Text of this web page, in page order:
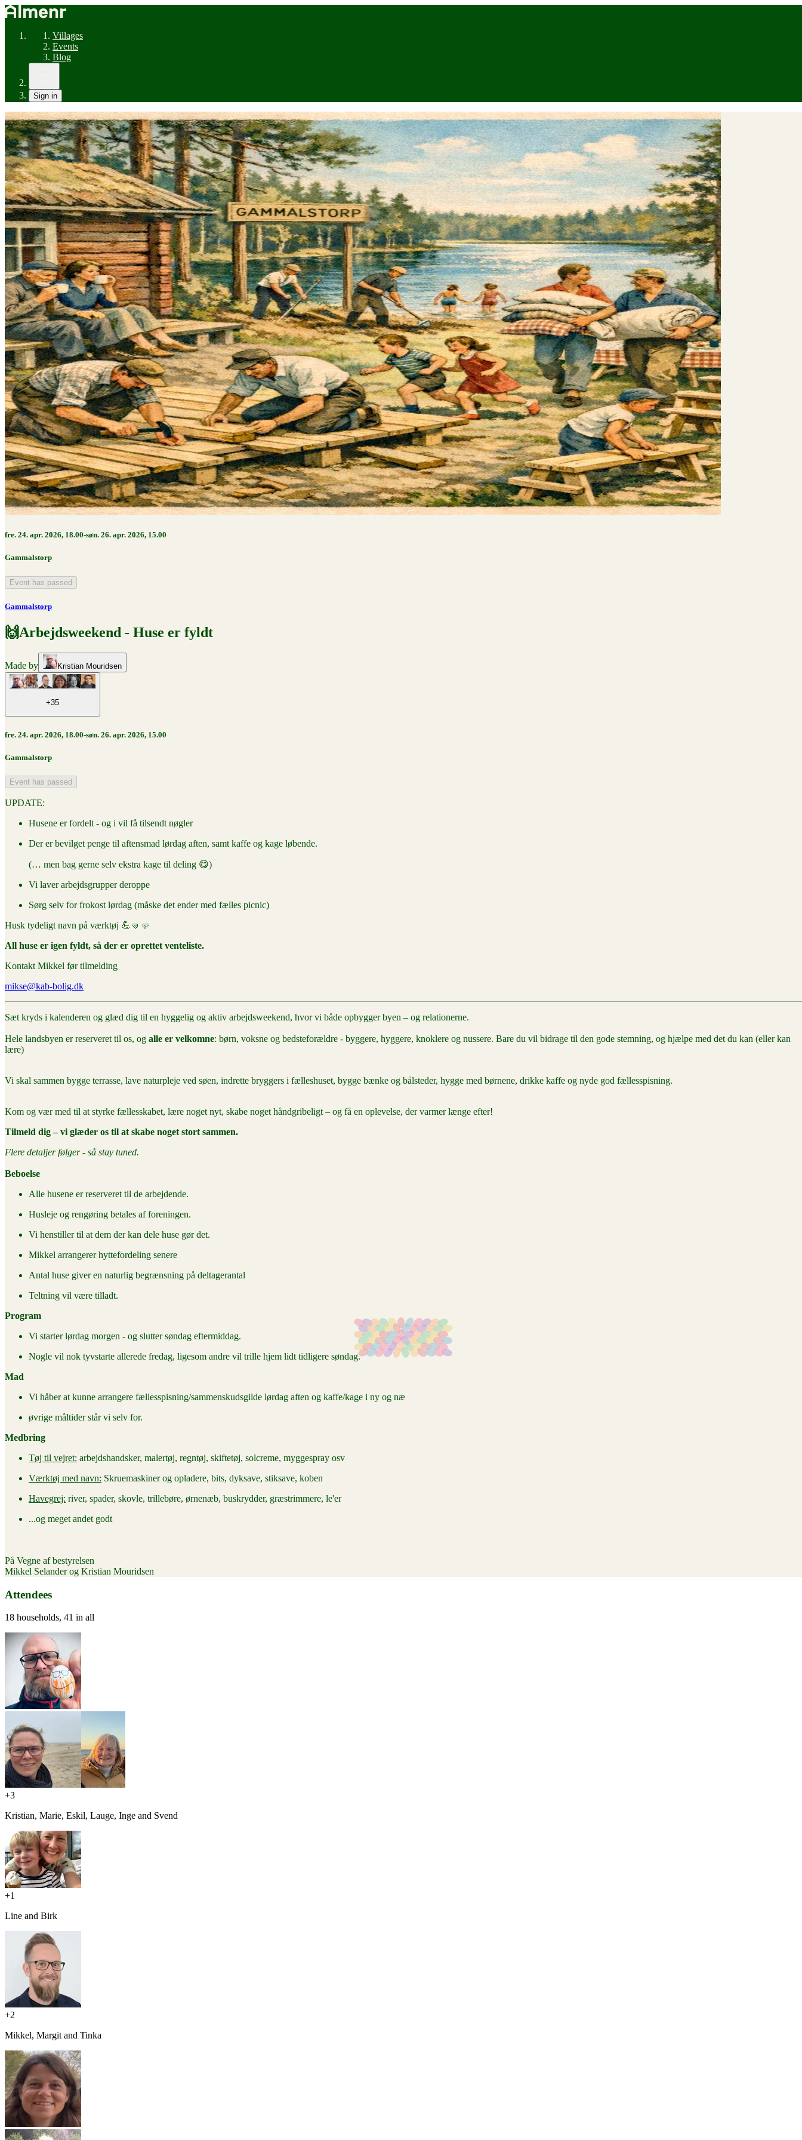
Villages
Events
Blog
Sign in
fre. 24. apr. 2026, 18.00-søn. 26. apr. 2026, 15.00
Gammalstorp
Event has passed
Gammalstorp
🙌Arbejdsweekend - Huse er fyldt
Made by Kristian Mouridsen
+35
fre. 24. apr. 2026, 18.00-søn. 26. apr. 2026, 15.00
Gammalstorp
Event has passed
UPDATE:
Husene er fordelt - og i vil få tilsendt nøgler
Der er bevilget penge til aftensmad lørdag aften, samt kaffe og kage løbende.
(… men bag gerne selv ekstra kage til deling 😋)
Vi laver arbejdsgrupper deroppe
Sørg selv for frokost lørdag (måske det ender med fælles picnic)
Husk tydeligt navn på værktøj 💪🤜🤛
All huse er igen fyldt, så der er oprettet venteliste.
Kontakt Mikkel før tilmelding
mikse@kab-bolig.dk
Sæt kryds i kalenderen og glæd dig til en hyggelig og aktiv arbejdsweekend, hvor vi både opbygger byen – og relationerne.
Hele landsbyen er reserveret til os, og alle er velkomne: børn, voksne og bedsteforældre - byggere, hyggere, knoklere og nussere. Bare du vil bidrage til den gode stemning, og hjælpe med det du kan (eller kan
lære)
Vi skal sammen bygge terrasse, lave naturpleje ved søen, indrette bryggers i fælleshuset, bygge bænke og bålsteder, hygge med børnene, drikke kaffe og nyde god fællesspisning.
Kom og vær med til at styrke fællesskabet, lære noget nyt, skabe noget håndgribeligt – og få en oplevelse, der varmer længe efter!
Tilmeld dig – vi glæder os til at skabe noget stort sammen.
Flere detaljer følger - så stay tuned.
Beboelse
Alle husene er reserveret til de arbejdende.
Husleje og rengøring betales af foreningen.
Vi henstiller til at dem der kan dele huse gør det.
Mikkel arrangerer hyttefordeling senere
Antal huse giver en naturlig begrænsning på deltagerantal
Teltning vil være tilladt.
Program
Vi starter lørdag morgen - og slutter søndag eftermiddag.
Nogle vil nok tyvstarte allerede fredag, ligesom andre vil trille hjem lidt tidligere søndag.
Mad
Vi håber at kunne arrangere fællesspisning/sammenskudsgilde lørdag aften og kaffe/kage i ny og næ
øvrige måltider står vi selv for.
Medbring
Tøj til vejret: arbejdshandsker, malertøj, regntøj, skiftetøj, solcreme, myggespray osv
Værktøj med navn: Skruemaskiner og opladere, bits, dyksave, stiksave, koben
Havegrej: river, spader, skovle, trillebøre, ørnenæb, buskrydder, græstrimmere, le'er
...og meget andet godt
På Vegne af bestyrelsen
Mikkel Selander og Kristian Mouridsen
Attendees
18 households, 41 in all
+3
Kristian, Marie, Eskil, Lauge, Inge and Svend
+1
Line and Birk
+2
Mikkel, Margit and Tinka